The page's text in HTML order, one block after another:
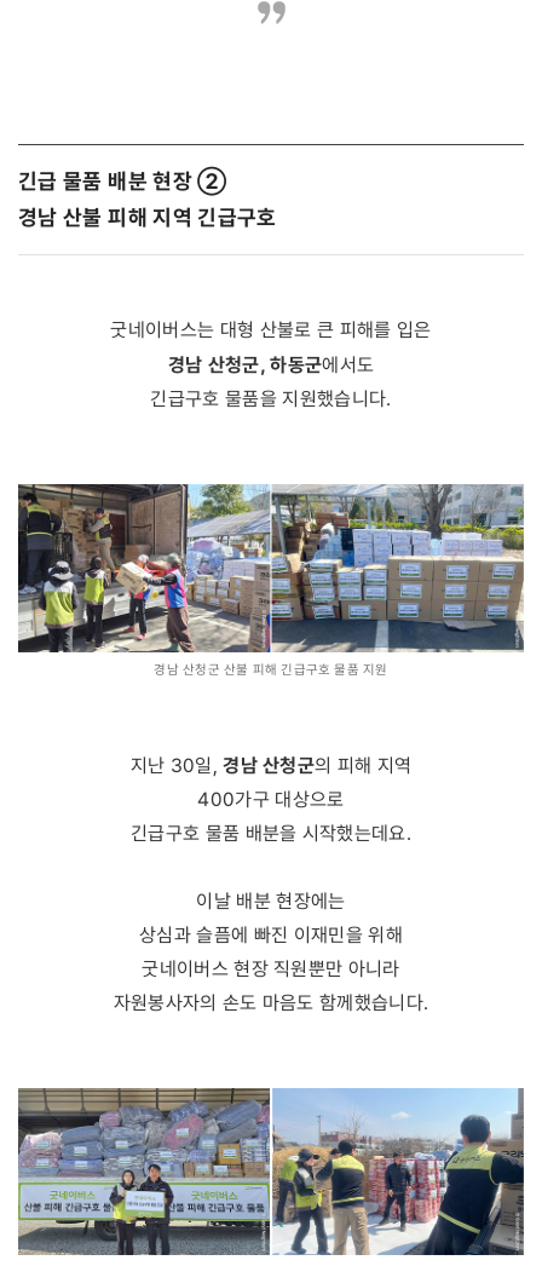
긴급 물품 배분 현장 ②
경남 산불 피해 지역 긴급구호
굿네이버스는 대형 산불로 큰 피해를 입은
경남 산청군, 하동군에서도
긴급구호 물품을 지원했습니다.
경남 산청군 산불 피해 긴급구호 물품 지원
지난 30일,경남 산청군의 피해 지역
400가구 대상으로
긴급구호 물품 배분을 시작했는데요.
이날 배분 현장에는
상심과 슬픔에 빠진 이재민을 위해
굿네이버스 현장 직원뿐만 아니라
자원봉사자의 손도 마음도 함께했습니다.